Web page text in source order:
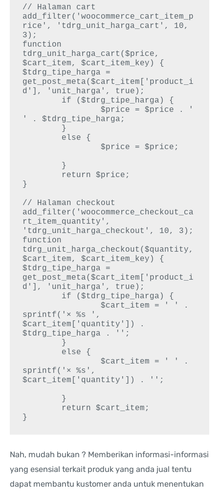
// Halaman cart
add_filter('woocommerce_cart_item_p
rice', 'tdrg_unit_harga_cart', 10,
3);
function
tdrg_unit_harga_cart($price,
$cart_item, $cart_item_key) {
$tdrg_tipe_harga =
get_post_meta($cart_item['product_i
d'], 'unit_harga', true);
		$price = $price . '
' . $tdrg_tipe_harga;
		$price = $price;
}
// Halaman checkout
add_filter('woocommerce_checkout_ca
rt_item_quantity',
'tdrg_unit_harga_checkout', 10, 3);
function
tdrg_unit_harga_checkout($quantity,
$cart_item, $cart_item_key) {
$tdrg_tipe_harga =
get_post_meta($cart_item['product_i
d'], 'unit_harga', true);
		$cart_item = ' ' .
sprintf('× %s ',
$cart_item['quantity']) .
$tdrg_tipe_harga . '';
		$cart_item = ' ' .
sprintf('× %s',
$cart_item['quantity']) . '';
}
Nah, mudah bukan ? Memberikan informasi-informasi
yang esensial terkait produk yang anda jual tentu
dapat membantu kustomer anda untuk menentukan